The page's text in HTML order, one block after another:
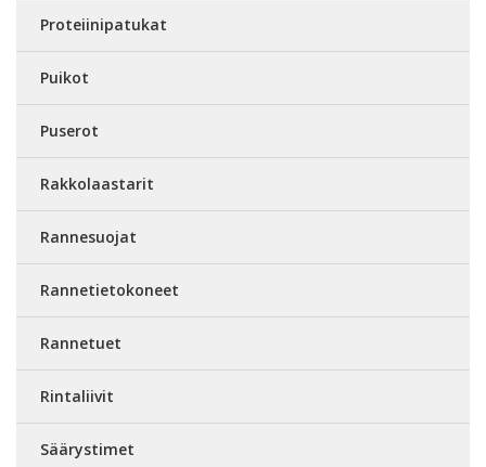
Proteiinipatukat
Puikot
Puserot
Rakkolaastarit
Rannesuojat
Rannetietokoneet
Rannetuet
Rintaliivit
Säärystimet